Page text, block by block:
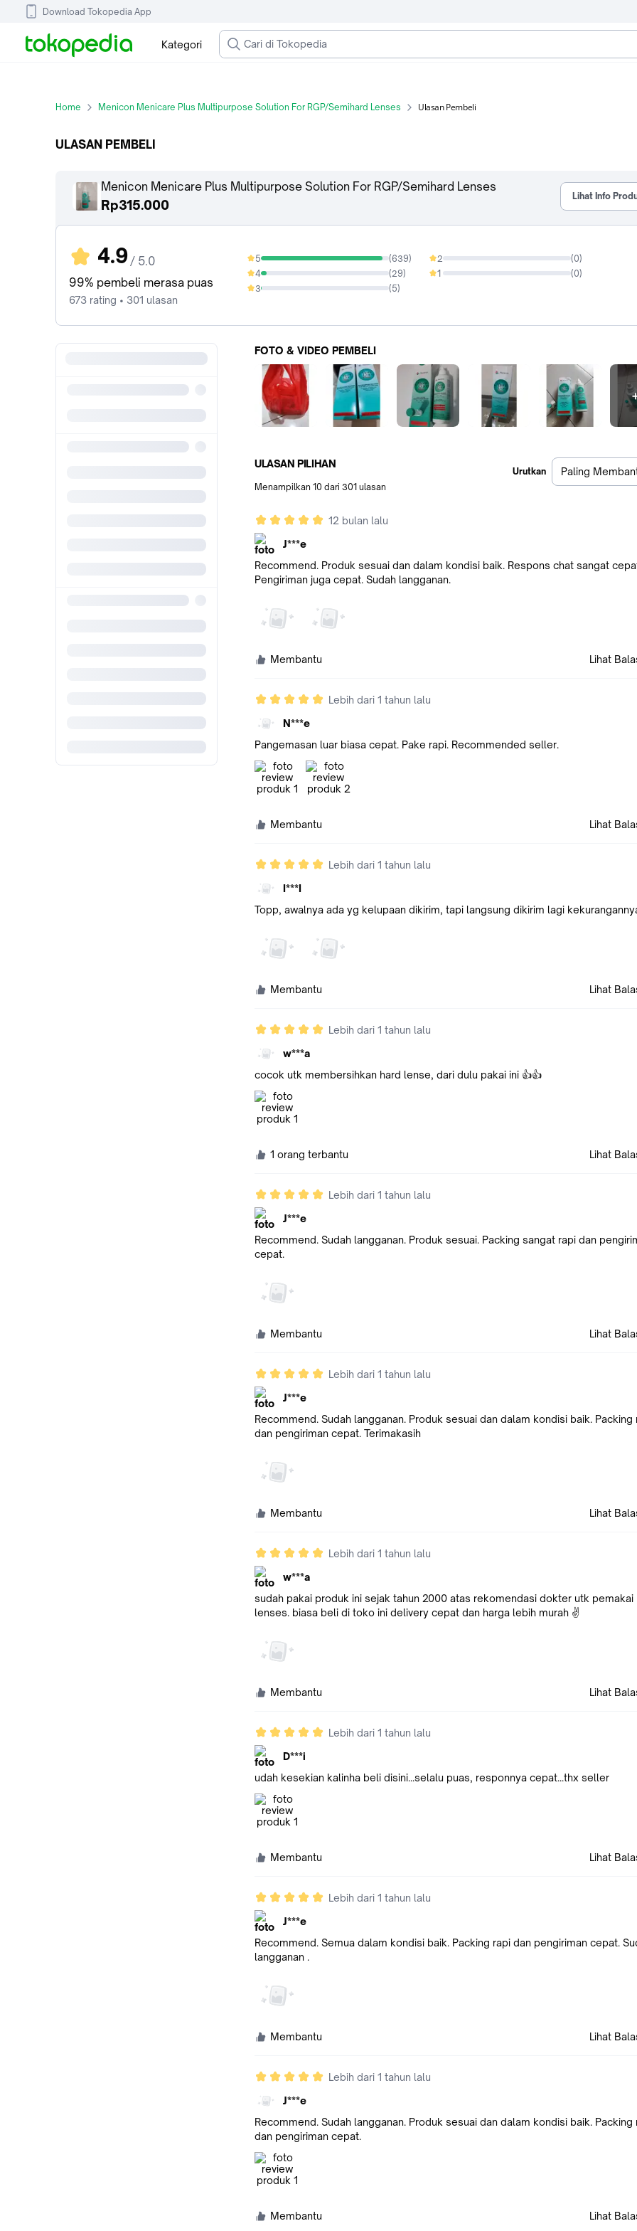
Download Tokopedia App
Kategori
Home Menicon Menicare Plus Multipurpose Solution For RGP/Semihard Lenses Ulasan Pembeli
ULASAN PEMBELI
Menicon Menicare Plus Multipurpose Solution For RGP/Semihard Lenses
Rp315.000
Lihat Info
4.9/ 5.0
99% pembeli merasa puas
673 rating • 301 ulasan
5 (639)
94.95%
4 (29)
4.31%
3 (5)
0.74%
2 (0)
0%
1 (0)
0%
FOTO & VIDEO PEMBELI
ULASAN PILIHAN
Menampilkan 10 dari 301 ulasan
Urutkan Paling
12 bulan lalu
J***e
Recommend. Produk sesuai dan dalam kondisi baik. Respons chat sangat
Pengiriman juga cepat. Sudah langganan.
Membantu Lihat
Lebih dari 1 tahun lalu
N***e
Pangemasan luar biasa cepat. Pake rapi. Recommended seller.
Membantu Lihat
Lebih dari 1 tahun lalu
I***I
Topp, awalnya ada yg kelupaan dikirim, tapi langsung dikirim lagi
Membantu Lihat
Lebih dari 1 tahun lalu
w***a
cocok utk membersihkan hard lense, dari dulu pakai ini 👍👍
1 orang terbantu Lihat
Lebih dari 1 tahun lalu
J***e
Recommend. Sudah langganan. Produk sesuai. Packing sangat rapi dan
cepat.
Membantu Lihat
Lebih dari 1 tahun lalu
J***e
Recommend. Sudah langganan. Produk sesuai dan dalam kondisi baik. Packing
dan pengiriman cepat. Terimakasih
Membantu Lihat
Lebih dari 1 tahun lalu
w***a
sudah pakai produk ini sejak tahun 2000 atas rekomendasi dokter utk pemakai
lenses. biasa beli di toko ini delivery cepat dan harga lebih murah ✌
Membantu Lihat
Lebih dari 1 tahun lalu
D***i
udah kesekian kalinha beli disini...selalu puas, responnya cepat...thx seller
Membantu Lihat
Lebih dari 1 tahun lalu
J***e
Recommend. Semua dalam kondisi baik. Packing rapi dan pengiriman cepat.
langganan .
Membantu Lihat
Lebih dari 1 tahun lalu
J***e
Recommend. Sudah langganan. Produk sesuai dan dalam kondisi baik. Packing
dan pengiriman cepat.
Membantu Lihat